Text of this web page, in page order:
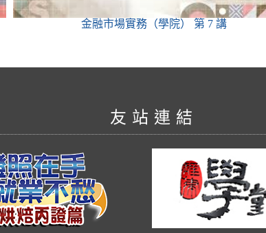
金融市場實務（學院） 第 7 講
友站連結